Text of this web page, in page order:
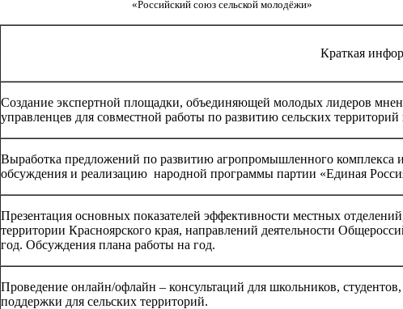
«Российский союз сельской молодёжи»
Краткая
Создание экспертной площадки, объединяющей молодых лидеров
управленцев для совместной работы по развитию сельских
Выработка предложений по развитию агропромышленного комплекса
обсуждения и реализацию народной программы партии «Единая
Презентация основных показателей эффективности местных
территории Красноярского края, направлений деятельности
год. Обсуждения плана работы на год.
Проведение онлайн/офлайн – консультаций для школьников,
поддержки для сельских территорий.